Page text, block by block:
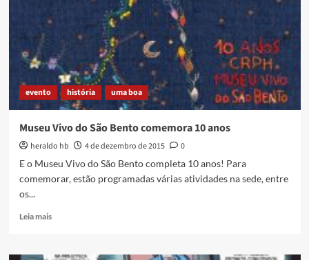
evento história uma boa
Museu Vivo do São Bento comemora 10 anos
heraldo hb 4 de dezembro de 2015
0
E o Museu Vivo do São Bento completa 10 anos! Para
comemorar, estão programadas várias atividades na sede, entre
os...
Leia maisRead
Museu